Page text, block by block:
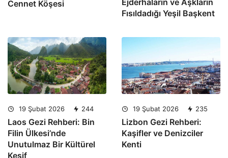
Cennet Köşesi
Ejderhaların ve Aşkların
Fısıldadığı Yeşil Başkent
19 Şubat 2026 244
Laos Gezi Rehberi: Bin
Filin Ülkesi’nde
Unutulmaz Bir Kültürel
Keşif
19 Şubat 2026 235
Lizbon Gezi Rehberi:
Kaşifler ve Denizciler
Kenti